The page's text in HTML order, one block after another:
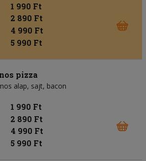
1 990 Ft
2 890 Ft
4 990 Ft
5 990 Ft
pizza
alap sajt bacon
1 990 Ft
2 890 Ft
4 990 Ft
5 990 Ft